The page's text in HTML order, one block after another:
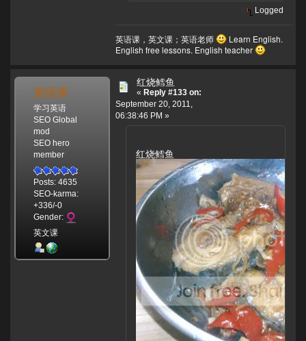
Logged
英语课，英文课；英语老师
Learn English.
English free lessons. English teacher
英语课
学习英语
SEO Global
mod
SEO hero
member
Posts: 4635
SEO-karma:
+336/-0
Gender:
英文课
红烧鳕鱼
« Reply #133 on:
September 20, 2011,
06:38:46 PM »
红烧鳕鱼